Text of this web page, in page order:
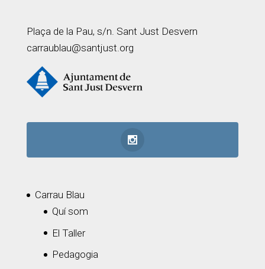
Plaça de la Pau, s/n. Sant Just Desvern
carraublau@santjust.org
Carrau Blau
Quí som
El Taller
Pedagogia